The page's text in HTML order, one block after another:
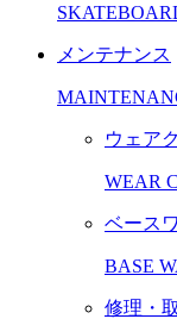
メンテナンス
ウェア
WEAR
ベース
BASE
修理・